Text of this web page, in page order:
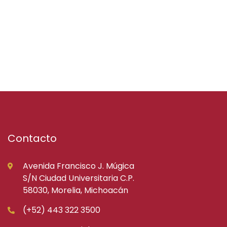
Contacto
Avenida Francisco J. Múgica
S/N Ciudad Universitaria C.P.
58030, Morelia, Michoacán
(+52) 443 322 3500